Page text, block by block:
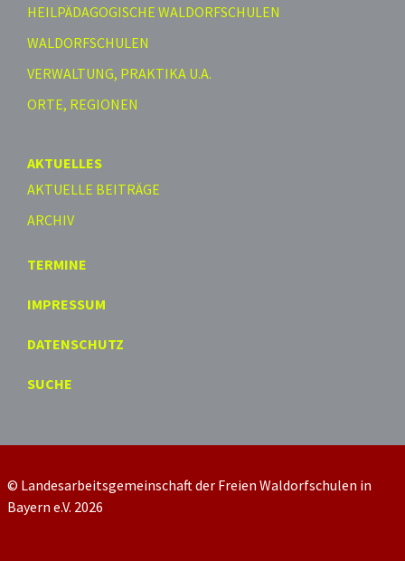
HEILPÄDAGOGISCHE WALDORFSCHULEN
WALDORFSCHULEN
VERWALTUNG, PRAKTIKA U.A.
ORTE, REGIONEN
AKTUELLES
AKTUELLE BEITRÄGE
ARCHIV
TERMINE
IMPRESSUM
DATENSCHUTZ
SUCHE
© Landesarbeitsgemeinschaft der Freien Waldorfschulen in
Bayern e.V. 2026